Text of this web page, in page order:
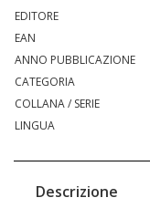
EDITORE
EAN
ANNO PUBBLICAZIONE
CATEGORIA
COLLANA / SERIE
LINGUA
Descrizione